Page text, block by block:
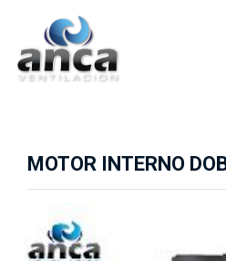
MOTOR INTERNO